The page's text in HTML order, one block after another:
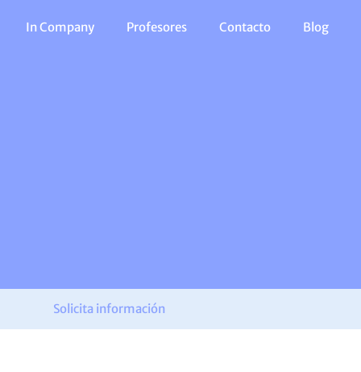
In Company Profesores Contacto Blog
Solicita información